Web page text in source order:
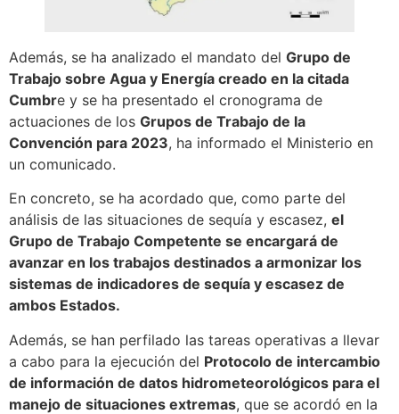
Además, se ha analizado el mandato del Grupo de
Trabajo sobre Agua y Energía creado en la citada
Cumbre y se ha presentado el cronograma de
actuaciones de los Grupos de Trabajo de la
Convención para 2023, ha informado el Ministerio en
un comunicado.
En concreto, se ha acordado que, como parte del
análisis de las situaciones de sequía y escasez, el
Grupo de Trabajo Competente se encargará de
avanzar en los trabajos destinados a armonizar los
sistemas de indicadores de sequía y escasez de
ambos Estados.
Además, se han perfilado las tareas operativas a llevar
a cabo para la ejecución del Protocolo de intercambio
de información de datos hidrometeorológicos para el
manejo de situaciones extremas, que se acordó en la